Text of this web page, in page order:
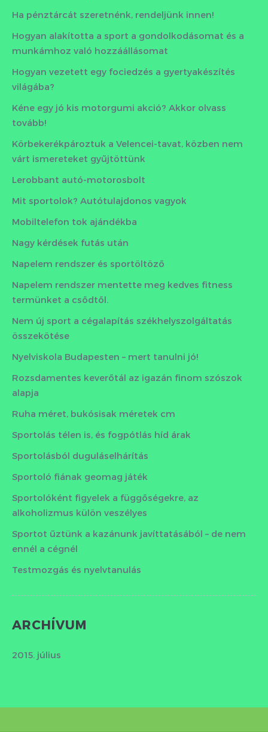
Ha pénztárcát szeretnénk, rendeljünk innen!
Hogyan alakította a sport a gondolkodásomat és a
munkámhoz való hozzáállásomat
Hogyan vezetett egy fociedzés a gyertyakészítés
világába?
Kéne egy jó kis motorgumi akció? Akkor olvass
tovább!
Körbekerékpároztuk a Velencei-tavat, közben nem
várt ismereteket gyűjtöttünk
Lerobbant autó-motorosbolt
Mit sportolok? Autótulajdonos vagyok
Mobiltelefon tok ajándékba
Nagy kérdések futás után
Napelem rendszer és sportöltöző
Napelem rendszer mentette meg kedves fitness
termünket a csődtől.
Nem új sport a cégalapítás székhelyszolgáltatás
összekötése
Nyelviskola Budapesten – mert tanulni jó!
Rozsdamentes keverőtál az igazán finom szószok
alapja
Ruha méret, bukósisak méretek cm
Sportolás télen is, és fogpótlás híd árak
Sportolásból duguláselhárítás
Sportoló fiának geomag játék
Sportolóként figyelek a függőségekre, az
alkoholizmus külön veszélyes
Sportot űztünk a kazánunk javíttatásából – de nem
ennél a cégnél
Testmozgás és nyelvtanulás
ARCHÍVUM
2015. július